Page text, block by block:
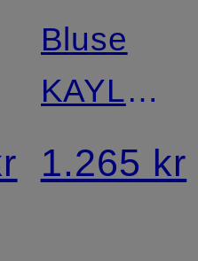
Bluse
KAYLEE
med
3/4-
1.265 kr